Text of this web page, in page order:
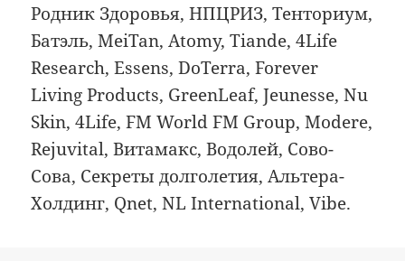
Родник Здоровья, НПЦРИЗ, Тенториум,
Батэль, MeiTan, Atomy, Tiande, 4Life
Research, Essens, DoTerra, Forever
Living Products, GreenLeaf, Jeunesse, Nu
Skin, 4Life, FM World FM Group, Modere,
Rejuvital, Витамакс, Водолей, Сово-
Сова, Секреты долголетия, Альтера-
Холдинг, Qnet, NL International, Vibe.